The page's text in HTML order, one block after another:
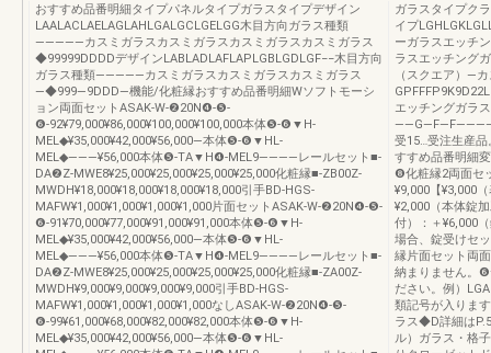
おすすめ品番明細タイプパネルタイプガラスタイプデザイン
LAALACLAELAGLAHLGALGCLGELGG木目方向ガラス種類
―――――カスミガラスカスミガラスカスミガラスカスミガラス
◆99999DDDDデザインLABLADLAFLAPLGBLGDLGF−−木目方向
ガラス種類―――――カスミガラスカスミガラスカスミガラス
―◆999―9DDD―機能/化粧縁おすすめ品番明細Wソフトモーシ
ョン両面セットASAK-W-❷20N❹-❺-
❻-92¥79,000¥86,000¥100,000¥100,000本体❺-❻▼H-
MEL◆¥35,000¥42,000¥56,000―本体❺-❻▼HL-
MEL◆―――¥56,000本体❺-TA▼H❹-MEL9――――レールセット■-
DA❷Z-MWE8¥25,000¥25,000¥25,000¥25,000化粧縁■-ZB00Z-
MWDH¥18,000¥18,000¥18,000¥18,000引手BD-HGS-
MAFW¥1,000¥1,000¥1,000¥1,000片面セットASAK-W-❷20N❹-❺-
❻-91¥70,000¥77,000¥91,000¥91,000本体❺-❻▼H-
MEL◆¥35,000¥42,000¥56,000―本体❺-❻▼HL-
MEL◆―――¥56,000本体❺-TA▼H❹-MEL9――――レールセット■-
DA❷Z-MWE8¥25,000¥25,000¥25,000¥25,000化粧縁■-ZA00Z-
MWDH¥9,000¥9,000¥9,000¥9,000引手BD-HGS-
MAFW¥1,000¥1,000¥1,000¥1,000なしASAK-W-❷20N❹-❺-
❻-99¥61,000¥68,000¥82,000¥82,000本体❺-❻▼H-
MEL◆¥35,000¥42,000¥56,000―本体❺-❻▼HL-
ガラスタイプク
イプ
ーガラスエッチ
ラスエッチング
（スクエア）―
エッチングガラ
受15…受注生産
すすめ品番明細
❽化粧縁2両面セ
¥9,000【¥3,000
¥2,000（本体錠
付）：＋¥6,000
場合、錠受けセ
縁片面セット両
納まりません。❻
ださい。例）
類記号が入りま
ラス◆D詳細は
ル）ガラス・格